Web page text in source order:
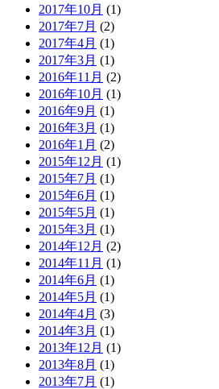
2017年10月 (1)
2017年7月 (2)
2017年4月 (1)
2017年3月 (1)
2016年11月 (2)
2016年10月 (1)
2016年9月 (1)
2016年3月 (1)
2016年1月 (2)
2015年12月 (1)
2015年7月 (1)
2015年6月 (1)
2015年5月 (1)
2015年3月 (1)
2014年12月 (2)
2014年11月 (1)
2014年6月 (1)
2014年5月 (1)
2014年4月 (3)
2014年3月 (1)
2013年12月 (1)
2013年8月 (1)
2013年7月 (1)